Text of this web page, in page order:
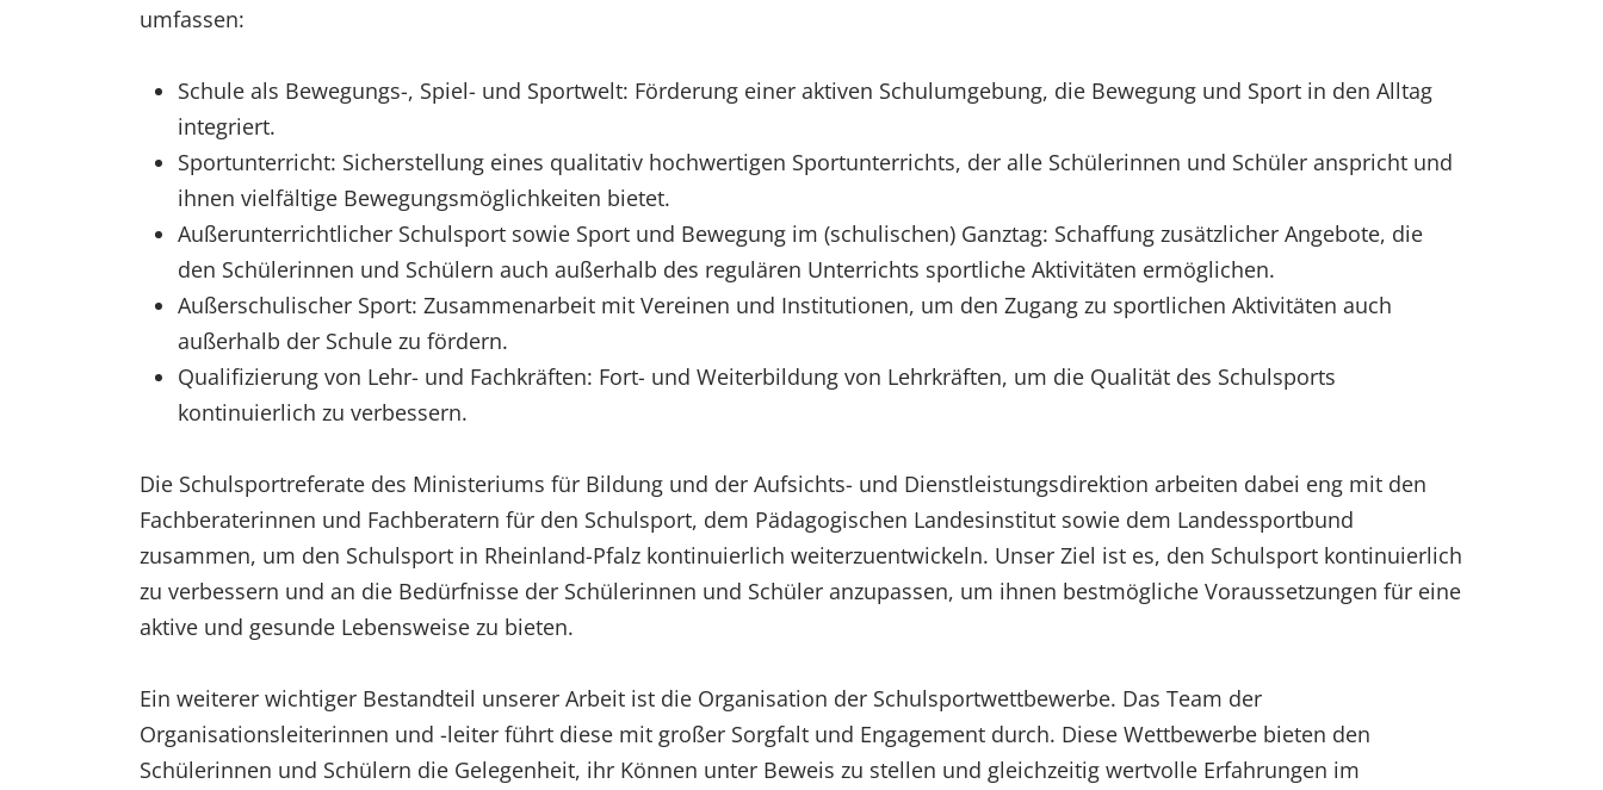
umfassen:
Schule als Bewegungs-, Spiel- und Sportwelt: Förderung einer aktiven Schulumgebung, die Bewegung und Sport in den Alltag
integriert.
Sportunterricht: Sicherstellung eines qualitativ hochwertigen Sportunterrichts, der alle Schülerinnen und Schüler anspricht und
ihnen vielfältige Bewegungsmöglichkeiten bietet.
Außerunterrichtlicher Schulsport sowie Sport und Bewegung im (schulischen) Ganztag: Schaffung zusätzlicher Angebote, die
den Schülerinnen und Schülern auch außerhalb des regulären Unterrichts sportliche Aktivitäten ermöglichen.
Außerschulischer Sport: Zusammenarbeit mit Vereinen und Institutionen, um den Zugang zu sportlichen Aktivitäten auch
außerhalb der Schule zu fördern.
Qualifizierung von Lehr- und Fachkräften: Fort- und Weiterbildung von Lehrkräften, um die Qualität des Schulsports
kontinuierlich zu verbessern.
Die Schulsportreferate des Ministeriums für Bildung und der Aufsichts- und Dienstleistungsdirektion arbeiten dabei eng mit den
Fachberaterinnen und Fachberatern für den Schulsport, dem Pädagogischen Landesinstitut sowie dem Landessportbund
zusammen, um den Schulsport in Rheinland-Pfalz kontinuierlich weiterzuentwickeln. Unser Ziel ist es, den Schulsport kontinuierlich
zu verbessern und an die Bedürfnisse der Schülerinnen und Schüler anzupassen, um ihnen bestmögliche Voraussetzungen für eine
aktive und gesunde Lebensweise zu bieten.
Ein weiterer wichtiger Bestandteil unserer Arbeit ist die Organisation der Schulsportwettbewerbe. Das Team der
Organisationsleiterinnen und -leiter führt diese mit großer Sorgfalt und Engagement durch. Diese Wettbewerbe bieten den
Schülerinnen und Schülern die Gelegenheit, ihr Können unter Beweis zu stellen und gleichzeitig wertvolle Erfahrungen im